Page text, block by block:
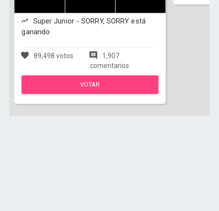
Super Junior - SORRY, SORRY está
ganando
89,498 votos
1,907
comentarios
VOTAR